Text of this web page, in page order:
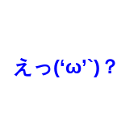
えっ(‘ω’`)？